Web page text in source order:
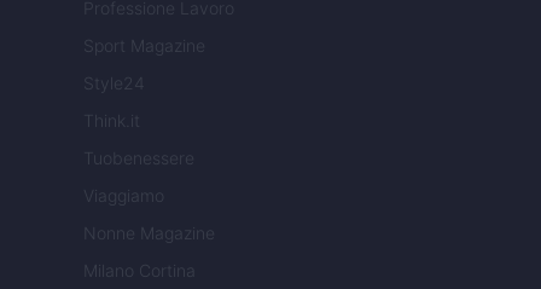
Professione Lavoro
Sport Magazine
Style24
Think.it
Tuobenessere
Viaggiamo
Nonne Magazine
Milano Cortina